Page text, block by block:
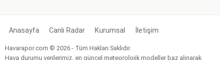
Anasayfa Canlı Radar Kurumsal İletişim
Havarapor.com © 2026 - Tüm Hakları Saklıdır.
Hava durumu verilerimiz, en güncel meteorolojik modeller baz alınarak